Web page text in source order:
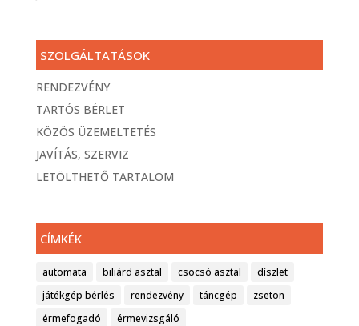
SZOLGÁLTATÁSOK
RENDEZVÉNY
TARTÓS BÉRLET
KÖZÖS ÜZEMELTETÉS
JAVÍTÁS, SZERVIZ
LETÖLTHETŐ TARTALOM
CÍMKÉK
automata biliárd asztal csocsó asztal
díszlet
játékgép bérlés
rendezvény táncgép
zseton
érmefogadó
érmevizsgáló